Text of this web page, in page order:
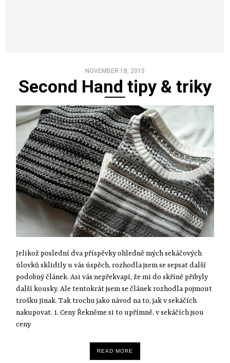
NOVEMBER 18, 2015
Second Hand tipy & triky
Jelikož poslední dva příspěvky ohledně mých sekáčových
úlovků sklidily u vás úspěch, rozhodla jsem se sepsat další
podobný článek. Asi vás nepřekvapí, že mi do skříně přibyly
další kousky. Ale tentokrát jsem se článek rozhodla pojmout
trošku jinak. Tak trochu jako návod na to, jak v sekáčích
nakupovat. 1. Ceny Řekněme si to upřímně, v sekáčích jsou
ceny
READ MORE